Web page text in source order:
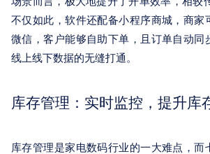
不仅如此，软件还配备小程序商城，商家
微信，客户能够自助下单，且订单自动同
线上线下数据的无缝打通。
库存管理：实时监控，提升库
库存管理是家电数码行业的一大难点，而